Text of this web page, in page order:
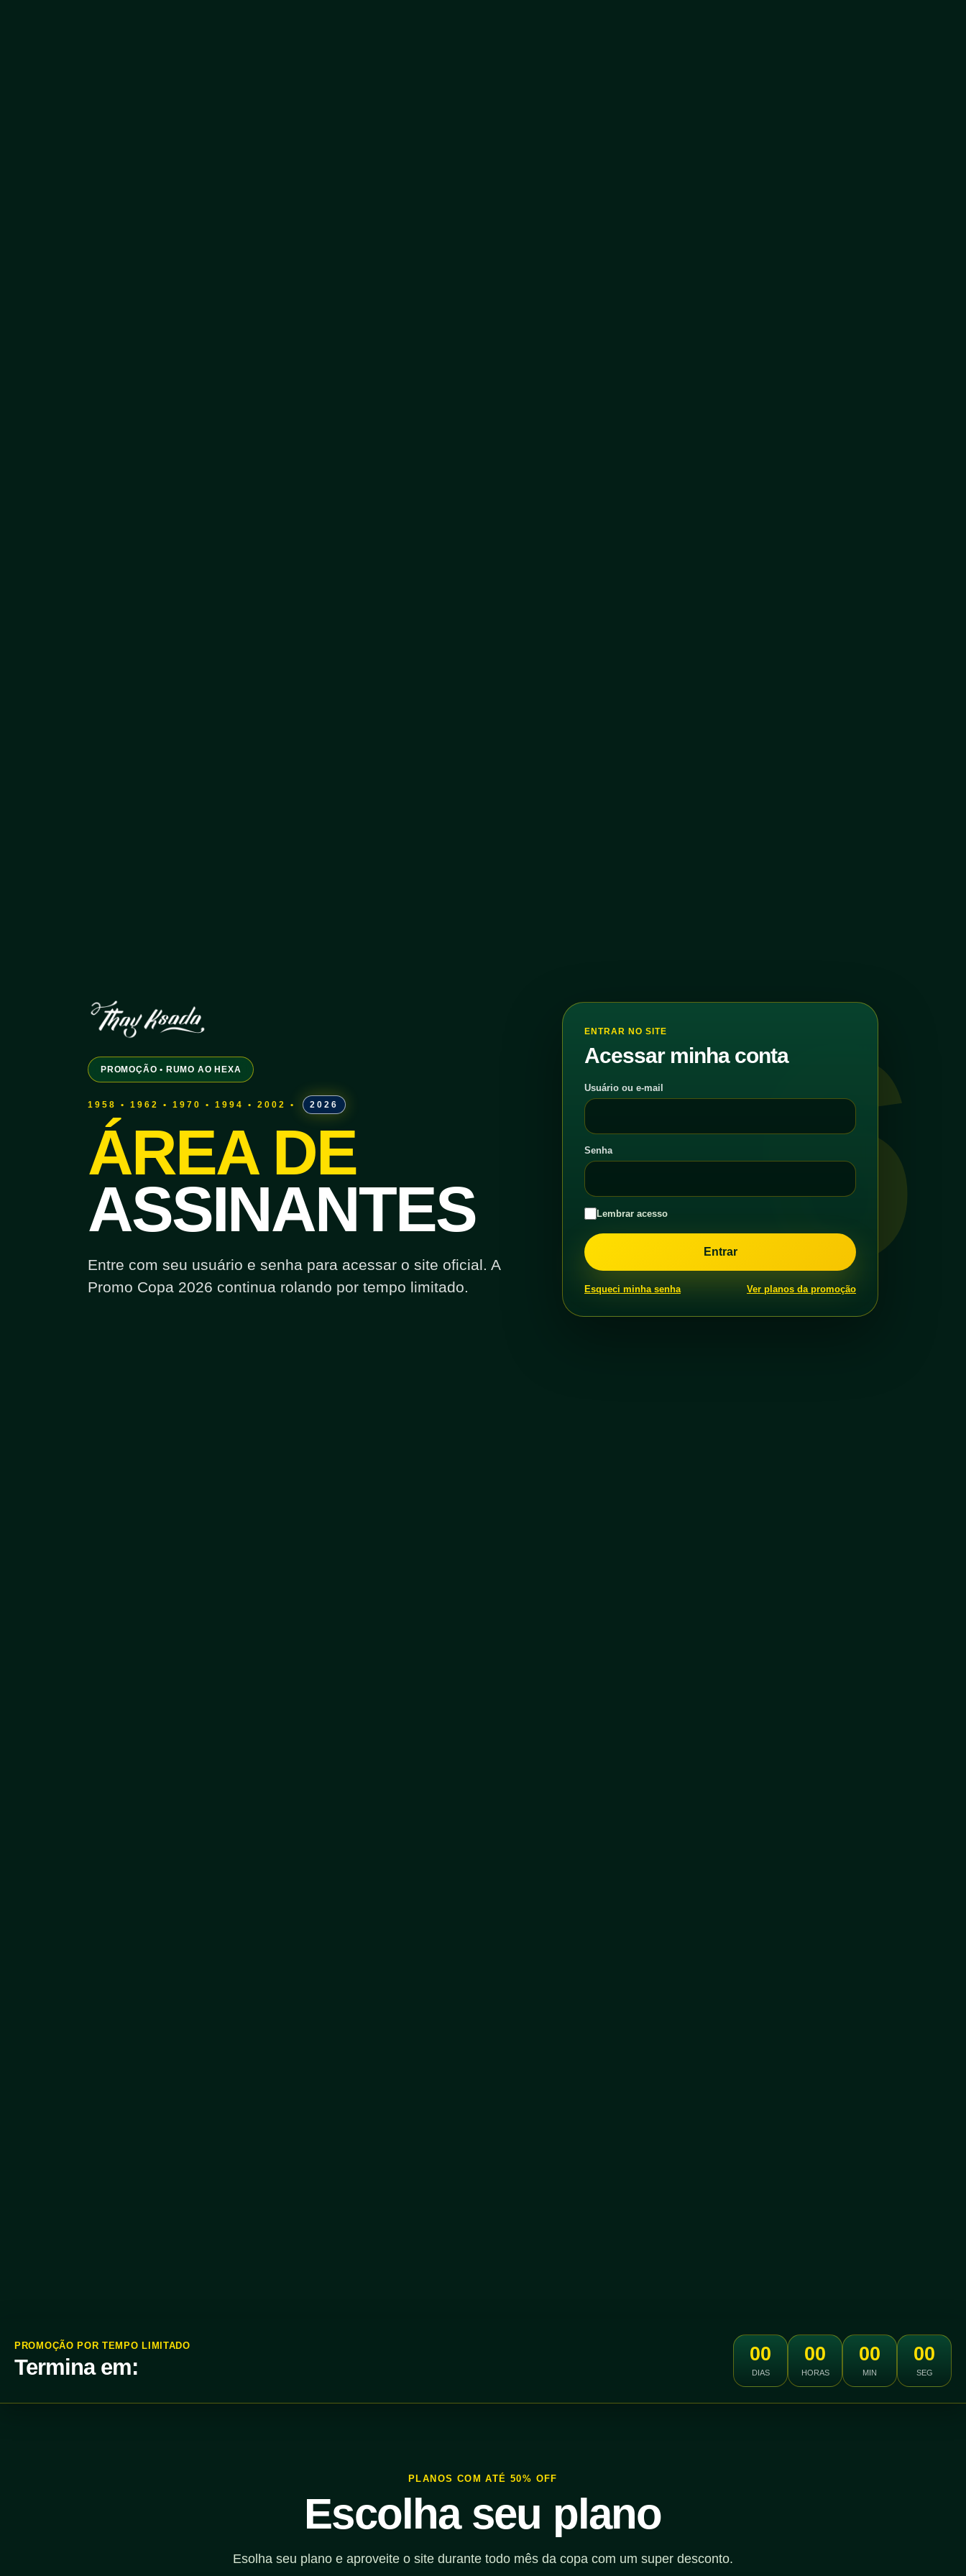
6
PROMOÇÃO • RUMO AO HEXA
1958 • 1962 • 1970 • 1994 • 2002 • 2026
ÁREA DE
ASSINANTES
Entre com seu usuário e senha para acessar o site oficial. A
Promo Copa 2026 continua rolando por tempo limitado.
ENTRAR NO SITE
Acessar minha conta
Usuário ou e-mail
Senha
Lembrar acesso
Esqueci minha senha Ver planos da promoção
PROMOÇÃO POR TEMPO LIMITADO
Termina em:
00
DIAS
00
HORAS
00
MIN
00
SEG
PLANOS COM ATÉ 50% OFF
Escolha seu plano
Esolha seu plano e aproveite o site durante todo mês da copa com um super desconto.